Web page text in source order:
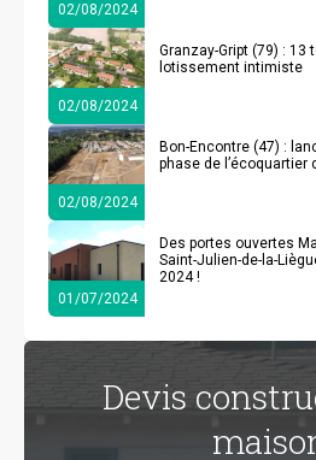
02/08/2024
02/08/2024
Granzay-Gript (79) : 13
lotissement intimiste
02/08/2024
Bon-Encontre (47) :
phase de l’écoquartier
01/07/2024
Des portes ouvertes
Saint-Julien-de-la-
2024 !
Devis